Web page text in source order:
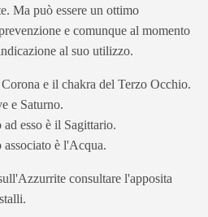
Ma può essere un ottimo
e comunque al momento
al suo utilizzo.
e il chakra del Terzo Occhio.
e Saturno.
esso è il Sagittario.
associato è l'Acqua.
consultare l'apposita